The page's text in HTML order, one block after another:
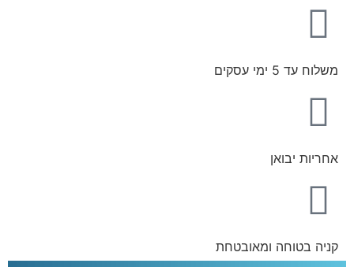
משלוח עד 5 ימי עסקים
אחריות יבואן
קניה בטוחה ומאובטחת